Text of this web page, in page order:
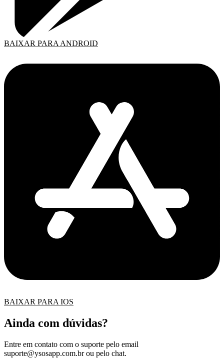
BAIXAR PARA ANDROID
BAIXAR PARA IOS
Ainda com dúvidas?
Entre em contato com o suporte pelo email
suporte@ysosapp.com.brou pelo chat.